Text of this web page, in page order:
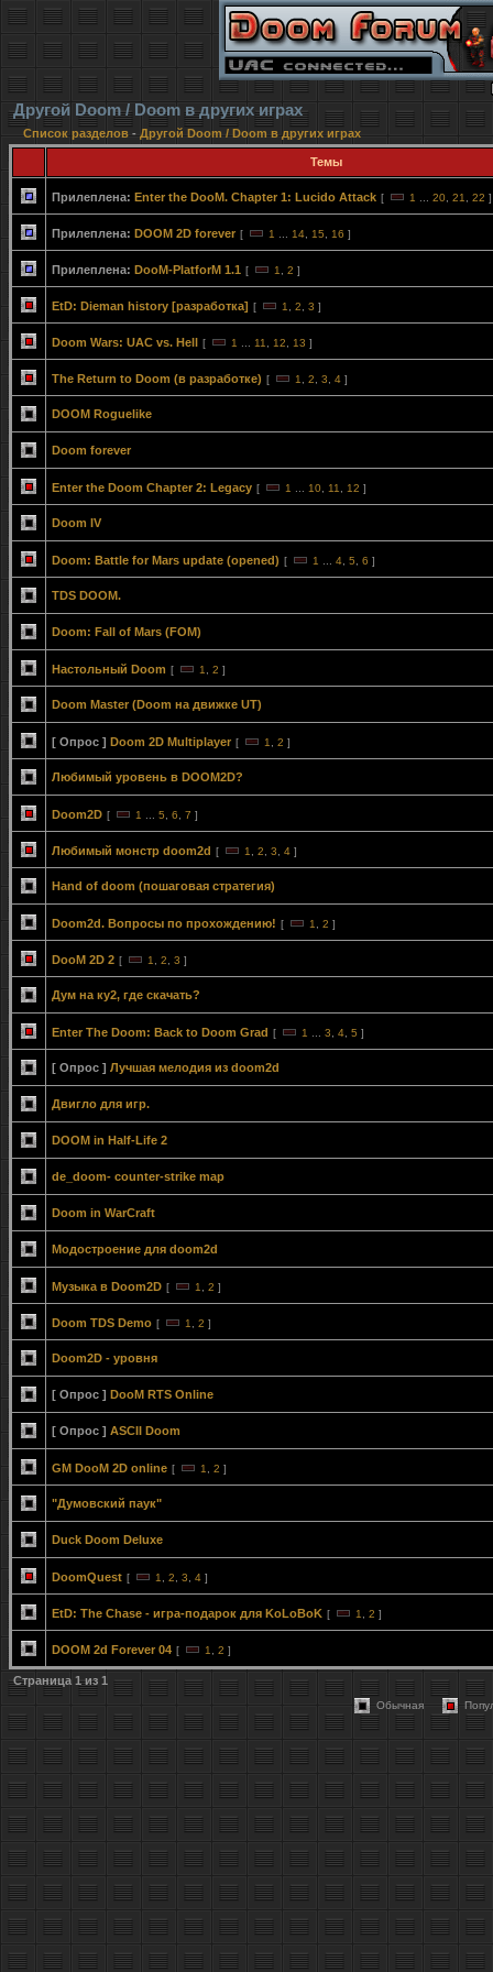
Другой Doom / Doom в других играх
Список разделов - Другой Doom / Doom в других играх
Темы
Прилеплена: Enter the DooM. Chapter 1: Lucido Attack [ 1 20 21 22 ]
Прилеплена: DOOM 2D forever [ 1 14 15 16 ]
Прилеплена: DooM-PlatforM 1.1 [ 1 2 ]
EtD: Dieman history [разработка] [ 1 2 3 ]
Doom Wars: UAC vs. Hell [ 1 11 12 13 ]
The Return to Doom (в разработке) [ 1 2 3 4 ]
DOOM Roguelike
Doom forever
Enter the Doom Chapter 2: Legacy [ 1 10 11 12 ]
Doom IV
Doom: Battle for Mars update (opened) [ 1 4 5 6 ]
TDS DOOM.
Doom: Fall of Mars (FOM)
Настольный Doom [ 1 2 ]
Doom Master (Doom на движке UT)
[ Опрос ] Doom 2D Multiplayer [ 1 2 ]
Любимый уровень в DOOM2D?
Doom2D [ 1 5 6 7 ]
Любимый монстр doom2d [ 1 2 3 4 ]
Hand of doom (пошаговая стратегия)
Doom2d. Вопросы по прохождению! [ 1 2 ]
DooM 2D 2 [ 1 2 3 ]
Дум на ку2, где скачать?
Enter The Doom: Back to Doom Grad [ 1 3 4 5 ]
[ Опрос ] Лучшая мелодия из doom2d
Двигло для игр.
DOOM in Half-Life 2
de_doom- counter-strike map
Doom in WarCraft
Модостроение для doom2d
Музыка в Doom2D [ 1 2 ]
Doom TDS Demo [ 1 2 ]
Doom2D - уровня
[ Опрос ] DooM RTS Online
[ Опрос ] ASCII Doom
GM DooM 2D online [ 1 2 ]
"Думовский паук"
Duck Doom Deluxe
DoomQuest [ 1 2 3 4 ]
EtD: The Chase - игра-подарок для KoLoBoK [ 1 2 ]
DOOM 2d Forever 04 [ 1 2 ]
Страница 1из 1
Обычная